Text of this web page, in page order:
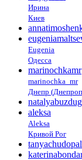
Ирина
Киев
Eugenia
Одесса
marinochkamr
marinochka_mr
Днепр
aleksa
Aleksa
Кривой Рог